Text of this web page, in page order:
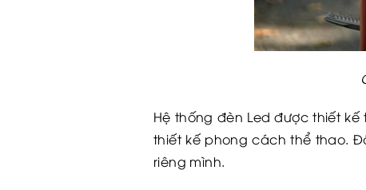
Hệ thống đèn Led được thiết
thiết kế phong cách thể thao.
riêng mình.